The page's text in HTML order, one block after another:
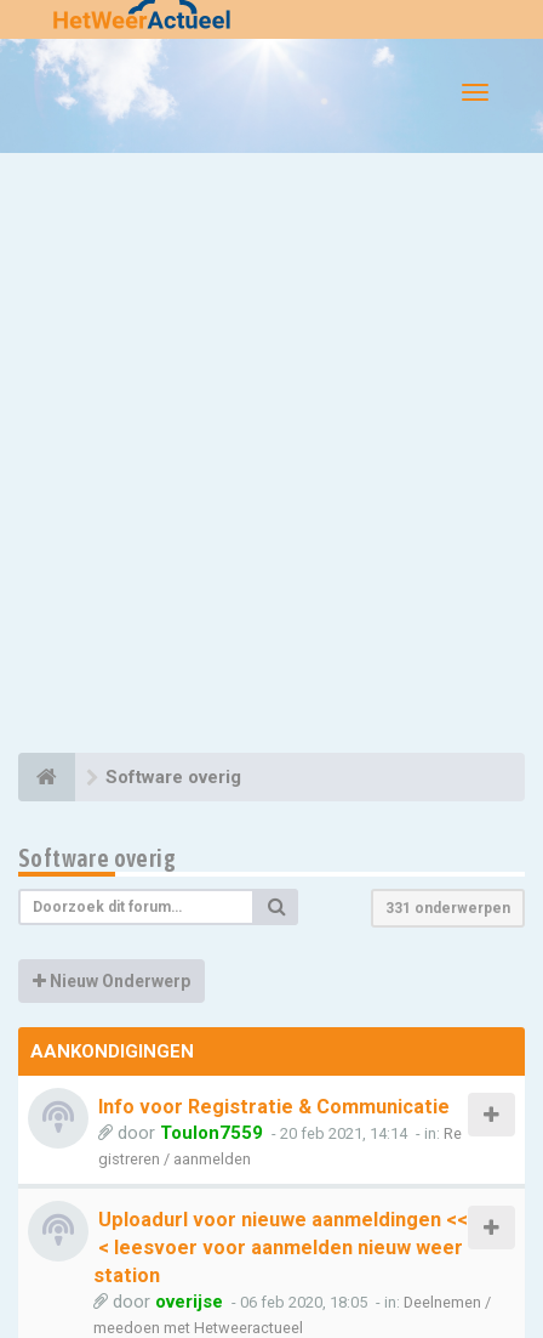
Flip-
Software overig
Software overig
331 onderwerpen
Nieuw Onderwerp
AANKONDIGINGEN
Info voor Registratie & Communicatie
door Toulon7559 - 20 feb 2021, 14:14 - in: Re
gistreren / aanmelden
Uploadurl voor nieuwe aanmeldingen <<
< leesvoer voor aanmelden nieuw weer
station
door overijse - 06 feb 2020, 18:05 - in: Deelnemen /
meedoen met Hetweeractueel